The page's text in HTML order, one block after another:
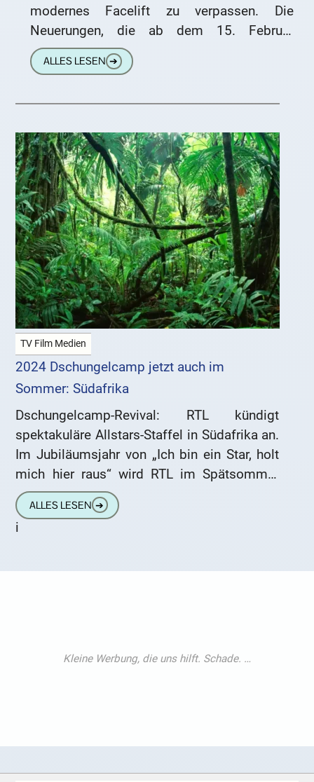
modernes Facelift zu verpassen. Die
Neuerungen, die ab dem 15. Februar
eingeführt werden, betreffen nicht nur das
Erscheinungsbild,… …
ALLES LESEN ➔
TV Film Medien
2024 Dschungelcamp jetzt auch im
Sommer: Südafrika
Dschungelcamp-Revival: RTL kündigt
spektakuläre Allstars-Staffel in Südafrika an.
Im Jubiläumsjahr von „Ich bin ein Star, holt
mich hier raus“ wird RTL im Spätsommer
2024 eine epische Allstars-Staffel des
Dschungelcamps präsentieren.
ALLES LESEN ➔
i